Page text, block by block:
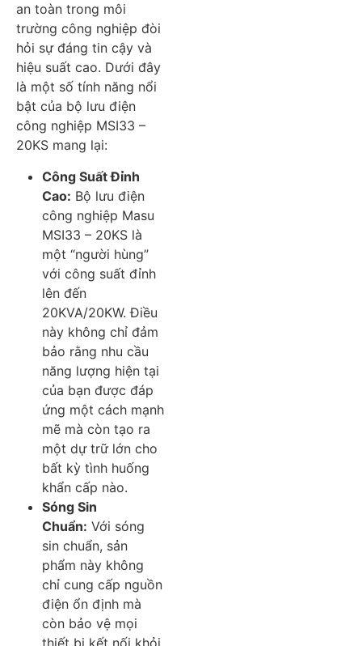
an toàn trong môi
trường công nghiệp đòi
hỏi sự đáng tin cậy và
hiệu suất cao. Dưới đây
là một số tính năng nổi
bật của bộ lưu điện
công nghiệp MSI33 –
20KS mang lại:
Công Suất Đỉnh
Cao: Bộ lưu điện
công nghiệp Masu
MSI33 – 20KS là
một “người hùng”
với công suất đỉnh
lên đến
20KVA/20KW. Điều
này không chỉ đảm
bảo rằng nhu cầu
năng lượng hiện tại
của bạn được đáp
ứng một cách mạnh
mẽ mà còn tạo ra
một dự trữ lớn cho
bất kỳ tình huống
khẩn cấp nào.
Sóng Sin
Chuẩn: Với sóng
sin chuẩn, sản
phẩm này không
chỉ cung cấp nguồn
điện ổn định mà
còn bảo vệ mọi
thiết bị kết nối khỏi